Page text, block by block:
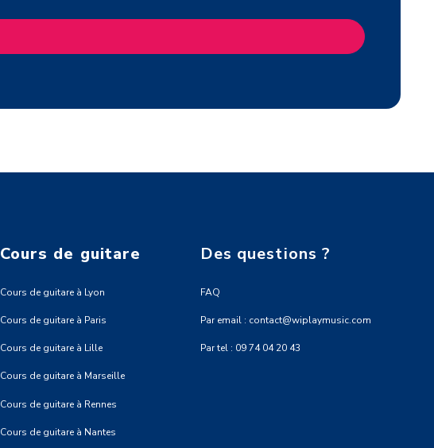
Cours de guitare
Cours de guitare à Lyon
Cours de guitare à Paris
Cours de guitare à Lille
Cours de guitare à Marseille
Cours de guitare à Rennes
Cours de guitare à Nantes
Des questions ?
FAQ
Par email : contact@wiplaymusic.com
Par tel : 09 74 04 20 43